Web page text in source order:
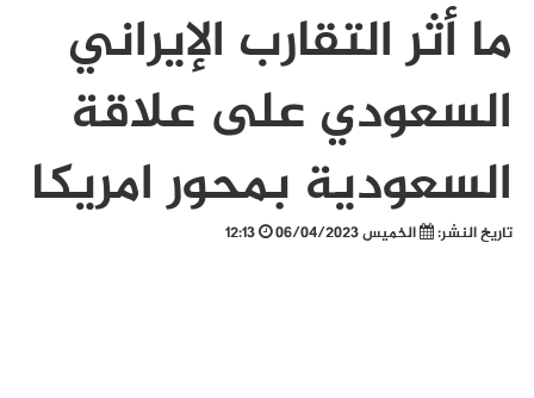
ما أثر التقارب الإيراني
السعودي على علاقة
السعودية بمحور امريكا
تاريخ النشر: الخميس 06/04/2023